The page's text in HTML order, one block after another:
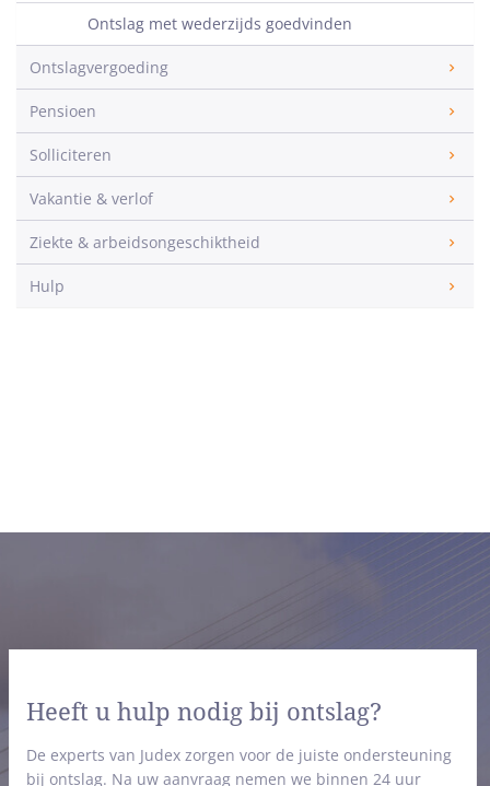
Ontslag met wederzijds goedvinden
Ontslagvergoeding
Pensioen
Solliciteren
Vakantie & verlof
Ziekte & arbeidsongeschiktheid
Hulp
Heeft u hulp nodig bij ontslag?
De experts van Judex zorgen voor de juiste ondersteuning
bij ontslag. Na uw aanvraag nemen we binnen 24 uur